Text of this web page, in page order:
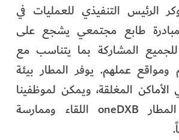
الرئيس التنفيذي للعمليات في
طابع مجتمعي يشجع على
للجميع المشاركة بما يتناسب مع
ومواقع عملهم. يوفر المطار بيئة
المغلقة، ويمكن لموظفينا
وأفراد مجتمع المطار oneDXB اللقاء وممارسة